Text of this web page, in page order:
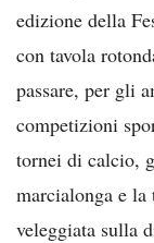
edizione della
con tavola
passare, per gli
competizioni
tornei di calcio,
marcialonga e la
veleggiata sulla